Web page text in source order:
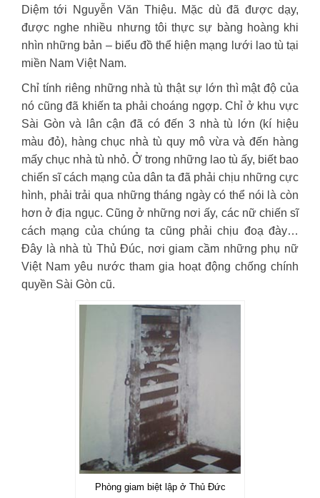
Diệm tới Nguyễn Văn Thiệu. Mặc dù đã được dạy,
được nghe nhiều nhưng tôi thực sự bàng hoàng khi
nhìn những bản – biểu đồ thể hiện mạng lưới lao tù tại
miền Nam Việt Nam.
Chỉ tính riêng những nhà tù thật sự lớn thì mật độ của
nó cũng đã khiến ta phải choáng ngợp. Chỉ ở khu vực
Sài Gòn và lân cận đã có đến 3 nhà tù lớn (kí hiệu
màu đỏ), hàng chục nhà tù quy mô vừa và đến hàng
mấy chục nhà tù nhỏ. Ở trong những lao tù ấy, biết bao
chiến sĩ cách mạng của dân ta đã phải chịu những cực
hình, phải trải qua những tháng ngày có thể nói là còn
hơn ở địa ngục. Cũng ở những nơi ấy, các nữ chiến sĩ
cách mạng của chúng ta cũng phải chịu đoạ đày…
Đây là nhà tù Thủ Đúc, nơi giam cầm những phụ nữ
Việt Nam yêu nước tham gia hoạt động chống chính
quyền Sài Gòn cũ.
Phòng giam biệt lập ở Thủ Đức